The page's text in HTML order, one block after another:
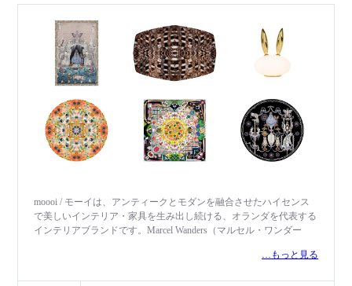
在感と意義を与え、空間を生まれ変わらせてきました。現在も創業
当時と同様に、フリッツ・ハンセンは「たった1つの家具が部屋や
建物全体を美しくすることができ、その空間で過ごす人々の幸せを
高める」という信念に導かれています。決して妥協を許さず、世界
のデザイン界だけでなく上質なライフスタイルを追求する人々の間
で、その存在意義を増し続けています。
moooi / モーイは、アンティークとモダンを融合させたハイセンス
で美しいインテリア・家具を生み出し続ける、オランダを代表する
インテリアブランドです。Marcel Wanders（マルセル・ワンダー
設立。オランダ語の「mooi （美しいという意味の言葉）」に「o」
…もっと見る